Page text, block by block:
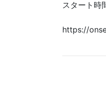
スタート時
https://